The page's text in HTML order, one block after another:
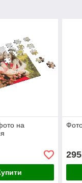
на
295